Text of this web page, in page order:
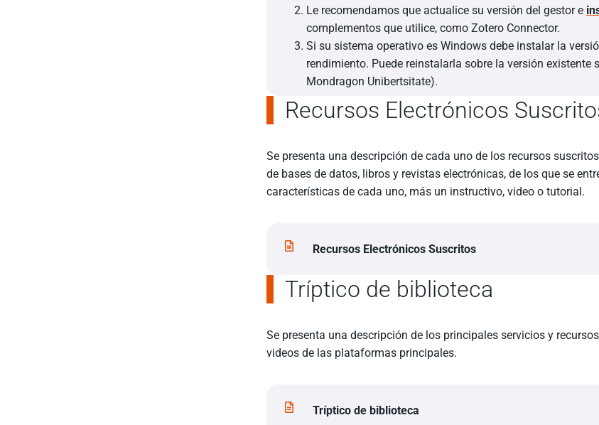
Le recomendamos que actualice su versión del gestor e
complementos que utilice, como Zotero Connector.
Si su sistema operativo es Windows debe instalar la
rendimiento. Puede reinstalarla sobre la versión existente
Mondragon Unibertsitate).
Recursos Electrónicos
Se presenta una descripción de cada uno de los recursos
de bases de datos, libros y revistas electrónicas, de los que se
características de cada uno, más un instructivo, video o tutorial.
Recursos Electrónicos Suscritos
Tríptico de biblioteca
Se presenta una descripción de los principales servicios y
videos de las plataformas principales.
Tríptico de biblioteca